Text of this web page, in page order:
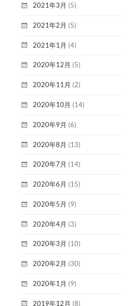
2021年3月 (5)
2021年2月 (5)
2021年1月 (4)
2020年12月 (5)
2020年11月 (2)
2020年10月 (14)
2020年9月 (6)
2020年8月 (13)
2020年7月 (14)
2020年6月 (15)
2020年5月 (9)
2020年4月 (3)
2020年3月 (10)
2020年2月 (30)
2020年1月 (9)
2019年12月 (8)